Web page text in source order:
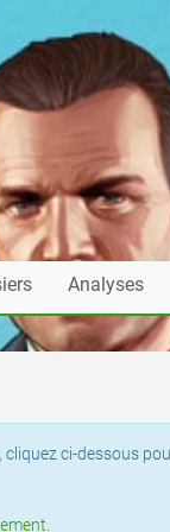
Analyses
ci-dessous